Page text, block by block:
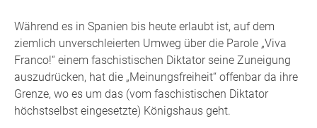
Während es in Spanien bis heute erlaubt ist, auf dem
ziemlich unverschleierten Umweg über die Parole „Viva
Franco!“ einem faschistischen Diktator seine Zuneigung
auszudrücken, hat die „Meinungsfreiheit“ offenbar da ihre
Grenze, wo es um das (vom faschistischen Diktator
höchstselbst eingesetzte) Königshaus geht.